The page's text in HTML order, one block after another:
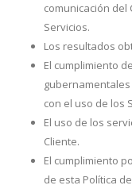
comunicación del
Servicios.
Los resultados
El cumplimiento
con el uso de los
El uso de los
Cliente.
El cumplimiento
de esta Política